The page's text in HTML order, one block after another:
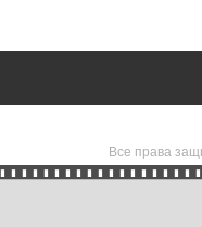
Все права